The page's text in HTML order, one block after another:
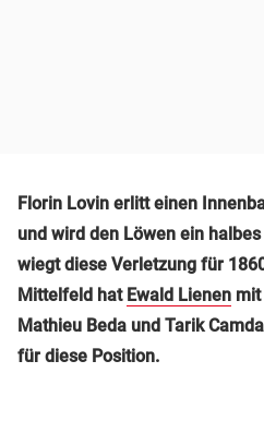
Florin Lovin erlitt einen
und wird den Löwen ein
wiegt diese Verletzung für
Mittelfeld hat Ewald Lienen
Mathieu Beda und Tarik
für diese Position.